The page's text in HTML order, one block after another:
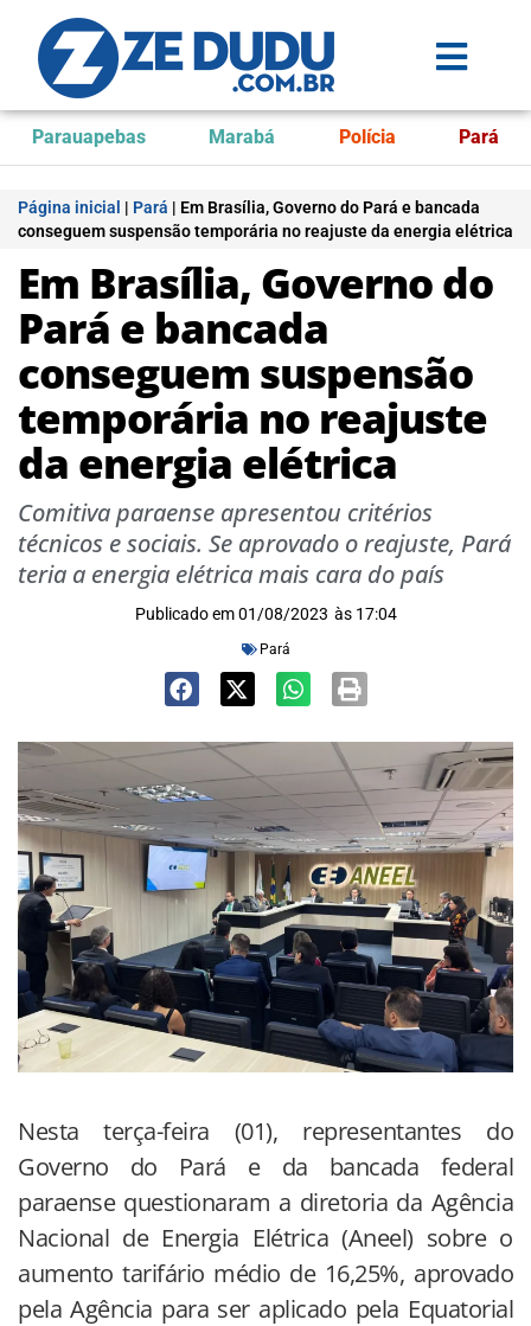
Parauapebas Marabá Polícia Pará
Página inicial | Pará | Em Brasília, Governo do Pará e bancada
conseguem suspensão temporária no reajuste da energia elétrica
Em Brasília, Governo do
Pará e bancada
conseguem suspensão
temporária no reajuste
da energia elétrica
Comitiva paraense apresentou critérios
técnicos e sociais. Se aprovado o reajuste, Pará
teria a energia elétrica mais cara do país
Publicado em 01/08/2023 às 17:04
Pará
Nesta terça-feira (01), representantes do
Governo do Pará e da bancada federal
paraense questionaram a diretoria da Agência
Nacional de Energia Elétrica (Aneel) sobre o
aumento tarifário médio de 16,25%, aprovado
pela Agência para ser aplicado pela Equatorial